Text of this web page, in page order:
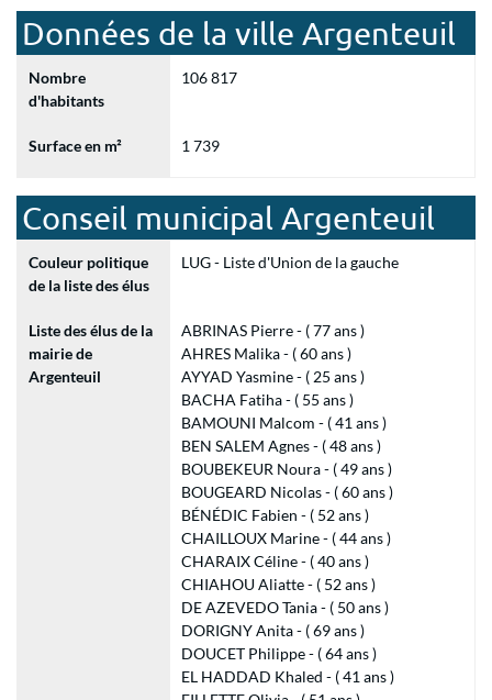
Données de la ville Argenteuil
Nombre
d'habitants
106 817
Surface en m² 1 739
Conseil municipal Argenteuil
Couleur politique
de la liste des élus
LUG - Liste d'Union de la gauche
Liste des élus de la
mairie de
Argenteuil
ABRINAS Pierre - ( 77 ans )
AHRES Malika - ( 60 ans )
AYYAD Yasmine - ( 25 ans )
BACHA Fatiha - ( 55 ans )
BAMOUNI Malcom - ( 41 ans )
BEN SALEM Agnes - ( 48 ans )
BOUBEKEUR Noura - ( 49 ans )
BOUGEARD Nicolas - ( 60 ans )
BÉNÉDIC Fabien - ( 52 ans )
CHAILLOUX Marine - ( 44 ans )
CHARAIX Céline - ( 40 ans )
CHIAHOU Aliatte - ( 52 ans )
DE AZEVEDO Tania - ( 50 ans )
DORIGNY Anita - ( 69 ans )
DOUCET Philippe - ( 64 ans )
EL HADDAD Khaled - ( 41 ans )